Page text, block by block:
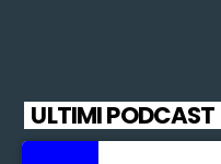
ULTIMI PODCAST